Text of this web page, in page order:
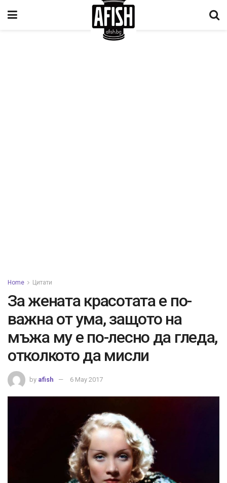
Home Цитати
За жената красотата е по-
важна от ума, защото на
мъжа му е по-лесно да гледа,
отколкото да мисли
by afish 6 May 2017